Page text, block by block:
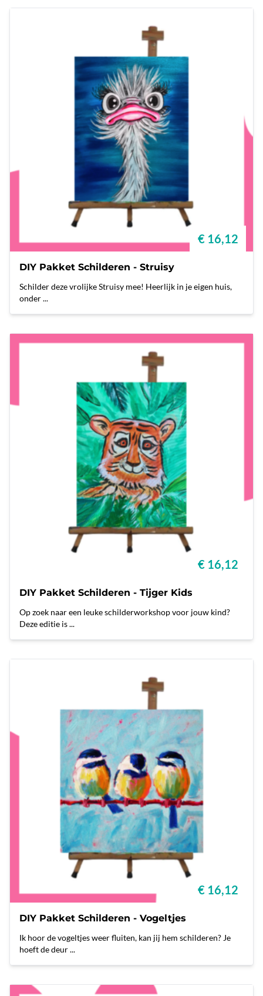
€ 16,12
DIY Pakket Schilderen - Struisy
Schilder deze vrolijke Struisy mee! Heerlijk in je eigen huis,
onder ...
€ 16,12
DIY Pakket Schilderen - Tijger Kids
Op zoek naar een leuke schilderworkshop voor jouw kind?
Deze editie is ...
€ 16,12
DIY Pakket Schilderen - Vogeltjes
Ik hoor de vogeltjes weer fluiten, kan jij hem schilderen? Je
hoeft de deur ...